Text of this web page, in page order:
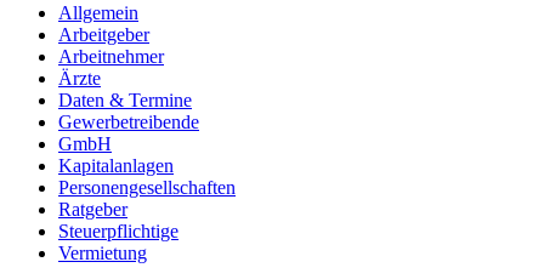
Allgemein
Arbeitgeber
Arbeitnehmer
Ärzte
Daten & Termine
Gewerbetreibende
GmbH
Kapitalanlagen
Personengesellschaften
Ratgeber
Steuerpflichtige
Vermietung